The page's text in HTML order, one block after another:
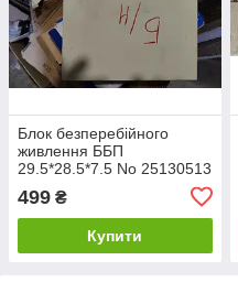
Блок безперебійного
живлення ББП
29.5*28.5*7.5 No 25130513
499 ₴
Купити